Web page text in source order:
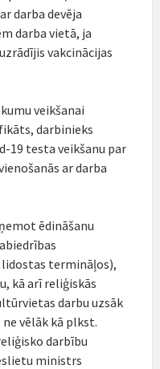
darba devēja
darba vietā, ja
vakcinācijas
veikšanai
darbinieks
19 testa veikšanu par
ar darba
ēdināšanu
termināļos),
kā arī reliģiskās
darbu uzsāk
ne vēlāk kā plkst.
darbību
ministrs